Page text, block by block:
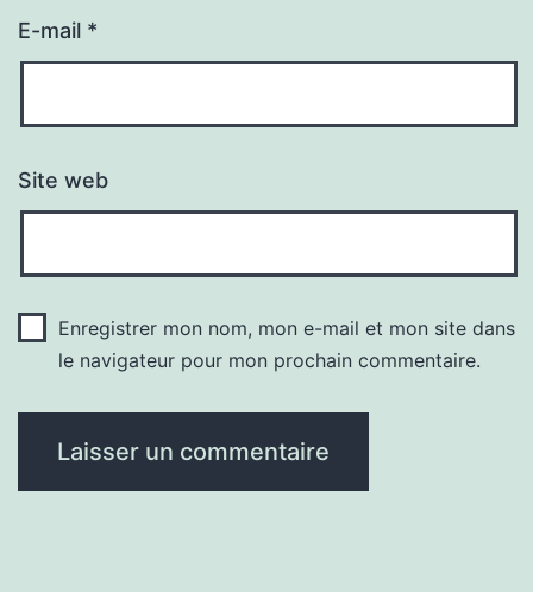
E-mail *
Site web
Enregistrer mon nom, mon e-mail et mon site dans
le navigateur pour mon prochain commentaire.